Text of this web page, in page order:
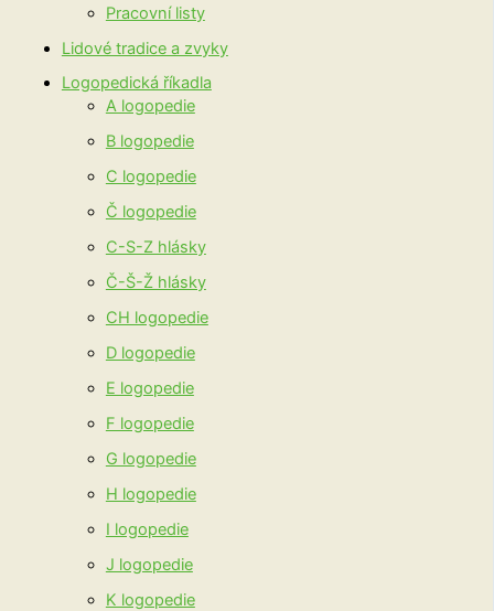
Pracovní listy
Lidové tradice a zvyky
Logopedická říkadla
A logopedie
B logopedie
C logopedie
Č logopedie
C-S-Z hlásky
Č-Š-Ž hlásky
CH logopedie
D logopedie
E logopedie
F logopedie
G logopedie
H logopedie
I logopedie
J logopedie
K logopedie